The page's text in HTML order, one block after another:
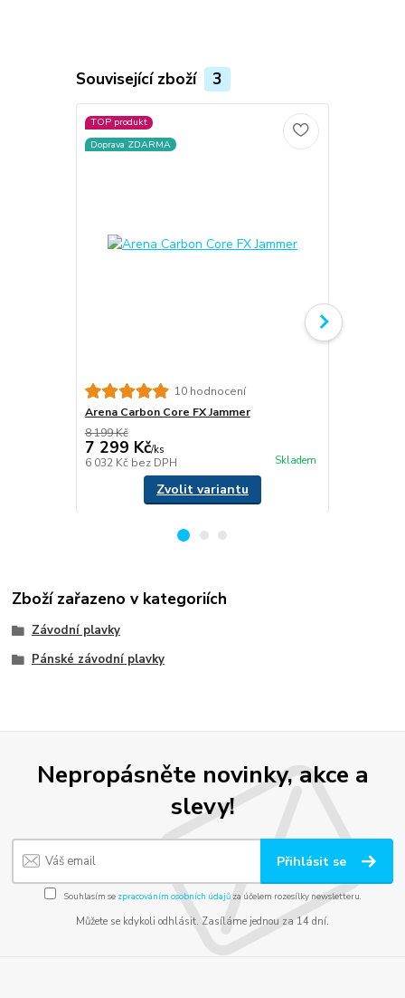
Související zboží 3
TOP produkt
Doprava ZDARMA
10 hodnocení
Arena Carbon Core FX Jammer
8 199 Kč
7 299 Kč/ks
6 032 Kč bez DPH Skladem
Zvolit variantu
Zboží zařazeno v kategoriích
Závodní plavky
Pánské závodní plavky
Nepropásněte novinky, akce a
slevy!
Přihlásit se
Souhlasím se zpracováním osobních údajůza účelem rozesílky newsletteru.
Můžete se kdykoli odhlásit. Zasíláme jednou za 14 dní.